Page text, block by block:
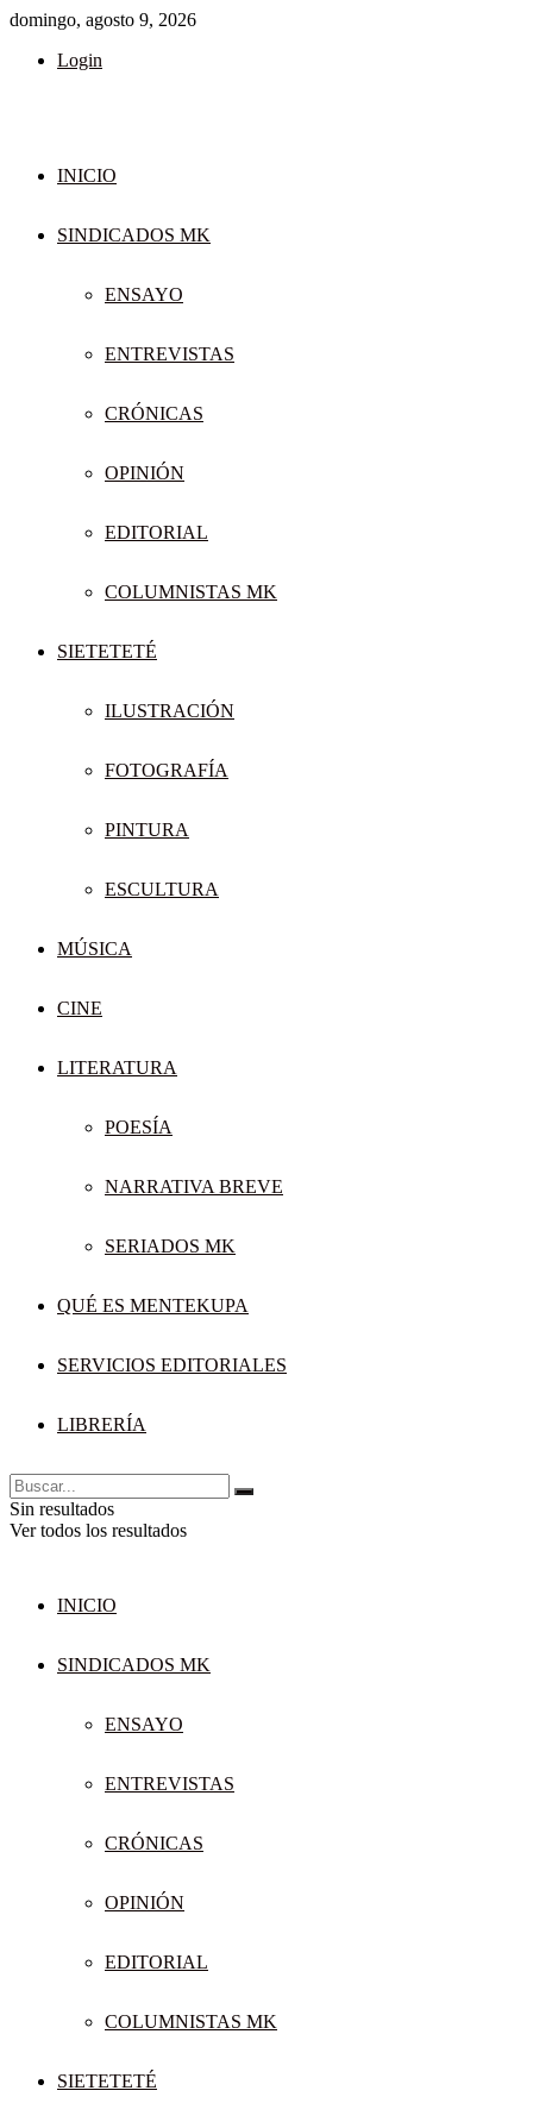
domingo, agosto 9, 2026
Login
INICIO
SINDICADOS MK
ENSAYO
ENTREVISTAS
CRÓNICAS
OPINIÓN
EDITORIAL
COLUMNISTAS MK
SIETETETÉ
ILUSTRACIÓN
FOTOGRAFÍA
PINTURA
ESCULTURA
MÚSICA
CINE
LITERATURA
POESÍA
NARRATIVA BREVE
SERIADOS MK
QUÉ ES MENTEKUPA
SERVICIOS EDITORIALES
LIBRERÍA
Sin resultados
Ver todos los resultados
INICIO
SINDICADOS MK
ENSAYO
ENTREVISTAS
CRÓNICAS
OPINIÓN
EDITORIAL
COLUMNISTAS MK
SIETETETÉ